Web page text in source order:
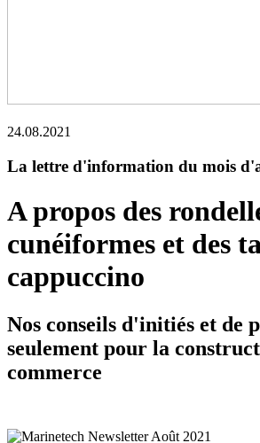
24.08.2021
La lettre d'information du mois
A propos des
cunéiformes et des
cappuccino
Nos conseils d'initiés et de
seulement pour la
commerce